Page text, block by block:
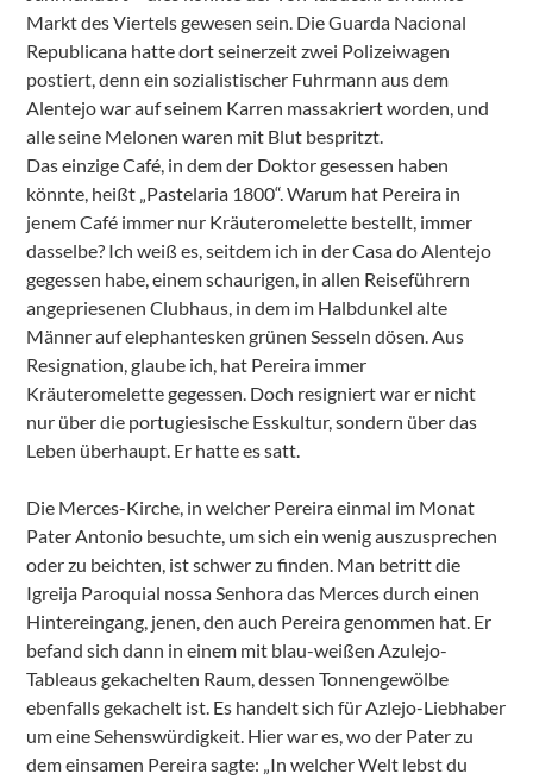
Markt des Viertels gewesen sein. Die Guarda Nacional
Republicana hatte dort seinerzeit zwei Polizeiwagen
postiert, denn ein sozialistischer Fuhrmann aus dem
Alentejo war auf seinem Karren massakriert worden, und
alle seine Melonen waren mit Blut bespritzt.
Das einzige Café, in dem der Doktor gesessen haben
könnte, heißt „Pastelaria 1800“. Warum hat Pereira in
jenem Café immer nur Kräuteromelette bestellt, immer
dasselbe? Ich weiß es, seitdem ich in der Casa do Alentejo
gegessen habe, einem schaurigen, in allen Reiseführern
angepriesenen Clubhaus, in dem im Halbdunkel alte
Männer auf elephantesken grünen Sesseln dösen. Aus
Resignation, glaube ich, hat Pereira immer
Kräuteromelette gegessen. Doch resigniert war er nicht
nur über die portugiesische Esskultur, sondern über das
Leben überhaupt. Er hatte es satt.
Die Merces-Kirche, in welcher Pereira einmal im Monat
Pater Antonio besuchte, um sich ein wenig auszusprechen
oder zu beichten, ist schwer zu finden. Man betritt die
Igreija Paroquial nossa Senhora das Merces durch einen
Hintereingang, jenen, den auch Pereira genommen hat. Er
befand sich dann in einem mit blau-weißen Azulejo-
Tableaus gekachelten Raum, dessen Tonnengewölbe
ebenfalls gekachelt ist. Es handelt sich für Azlejo-Liebhaber
um eine Sehenswürdigkeit. Hier war es, wo der Pater zu
dem einsamen Pereira sagte: „In welcher Welt lebst du